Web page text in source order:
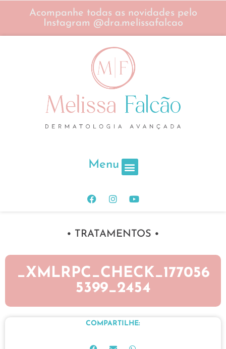
Acompanhe todas as novidades pelo
Instagram @dra.melissafalcao
Menu
• TRATAMENTOS •
_XMLRPC_CHECK_177056
5399_2454
COMPARTILHE: